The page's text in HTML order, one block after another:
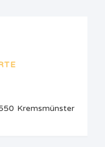
Kremsmünster